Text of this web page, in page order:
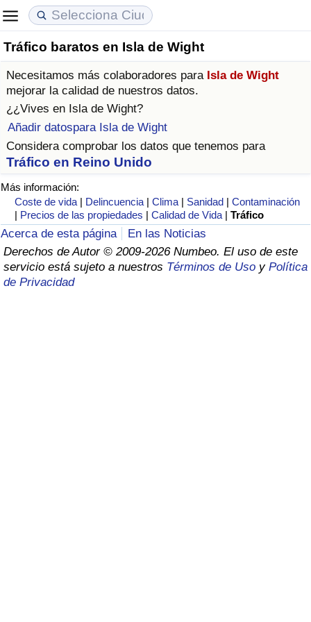
Tráfico baratos en Isla de Wight
Necesitamos más colaboradores para Isla de Wight
mejorar la calidad de nuestros datos.
¿¿Vives en Isla de Wight?
Añadir datospara Isla de Wight
Considera comprobar los datos que tenemos para
Tráfico en Reino Unido
Más información:
Coste de vida | Delincuencia |Clima | Sanidad |Contaminación
| Precios de las propiedades |Calidad de Vida |Tráfico
Acerca de esta página
En las Noticias
Derechos de Autor © 2009-2026 Numbeo. El uso de este
servicio está sujeto a nuestros Términos de Uso y Política
de Privacidad
Coste de vida
Índice de Costo de Vida (Actual)
Índice de Costo de Vida
Índice de costo de vida por país
en aqaba
Precios de las propiedades
Índice de Precios de Inmuebles (Actual)
Índice de Precios de Inmuebles
Índice de Precios de Inmuebles por País
Calidad de Vida
Índice de Calidad de Vida
Índice de Calidad de Vida (Actual)
Índice de calidad de vida por país
Delincuencia
Calificación del Índice de Criminalidad
(Actual)
Índice de Criminalidad